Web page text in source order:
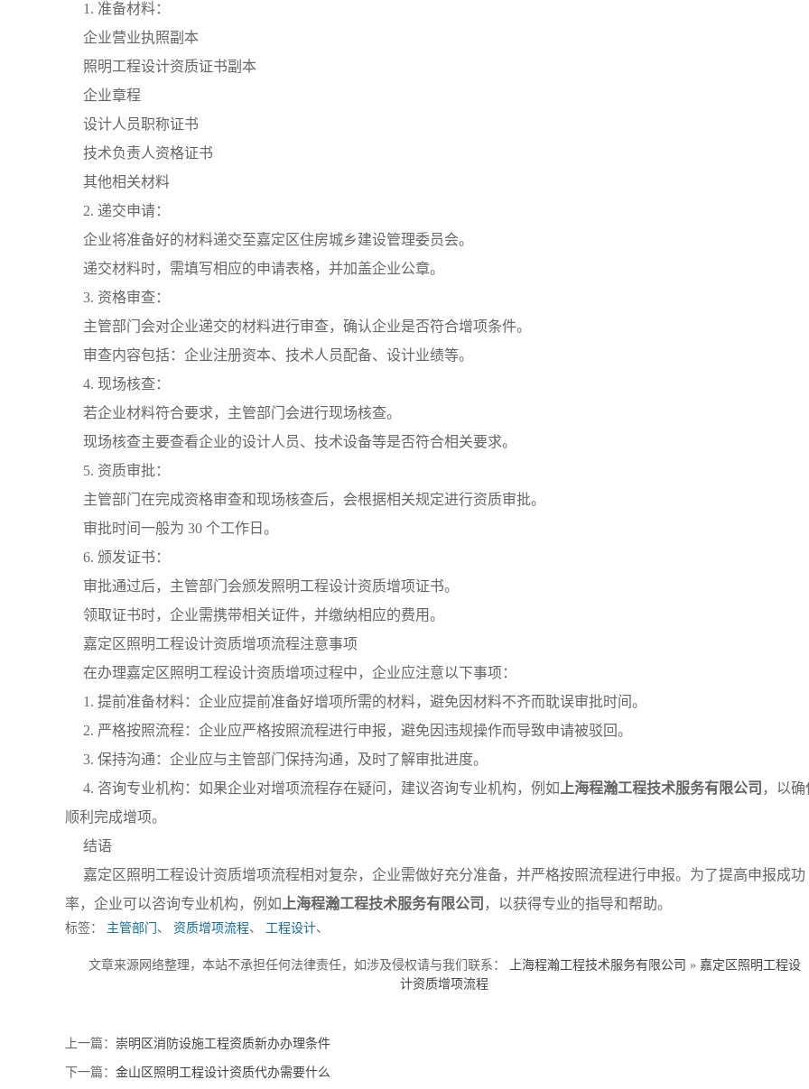
1. 准备材料：
企业营业执照副本
照明工程设计资质证书副本
企业章程
设计人员职称证书
技术负责人资格证书
其他相关材料
2. 递交申请：
企业将准备好的材料递交至嘉定区住房城乡建设管理委员会。
递交材料时，需填写相应的申请表格，并加盖企业公章。
3. 资格审查：
主管部门会对企业递交的材料进行审查，确认企业是否符合增项条件。
审查内容包括：企业注册资本、技术人员配备、设计业绩等。
4. 现场核查：
若企业材料符合要求，主管部门会进行现场核查。
现场核查主要查看企业的设计人员、技术设备等是否符合相关要求。
5. 资质审批：
主管部门在完成资格审查和现场核查后，会根据相关规定进行资质审批。
审批时间一般为 30 个工作日。
6. 颁发证书：
审批通过后，主管部门会颁发照明工程设计资质增项证书。
领取证书时，企业需携带相关证件，并缴纳相应的费用。
嘉定区照明工程设计资质增项流程注意事项
在办理嘉定区照明工程设计资质增项过程中，企业应注意以下事项：
1. 提前准备材料：企业应提前准备好增项所需的材料，避免因材料不齐而耽误审批时间。
2. 严格按照流程：企业应严格按照流程进行申报，避免因违规操作而导致申请被驳回。
3. 保持沟通：企业应与主管部门保持沟通，及时了解审批进度。
4. 咨询专业机构：如果企业对增项流程存在疑问，建议咨询专业机构，例如 上海程瀚工程技术服务有限公司 ，以确
顺利完成增项。
结语
嘉定区照明工程设计资质增项流程相对复杂，企业需做好充分准备，并严格按照流程进行申报。为了提高申报成功
率，企业可以咨询专业机构，例如 上海程瀚工程技术服务有限公司 ，以获得专业的指导和帮助。
标签： 主管部门 、 资质增项流程、 工程设计、
文章来源网络整理，本站不承担任何法律责任，如涉及侵权请与我们联系： 上海程瀚工程技术服务有限公司 » 嘉定区照明工程设
计资质增项流程
上一篇： 崇明区消防设施工程资质新办办理条件
下一篇： 金山区照明工程设计资质代办需要什么